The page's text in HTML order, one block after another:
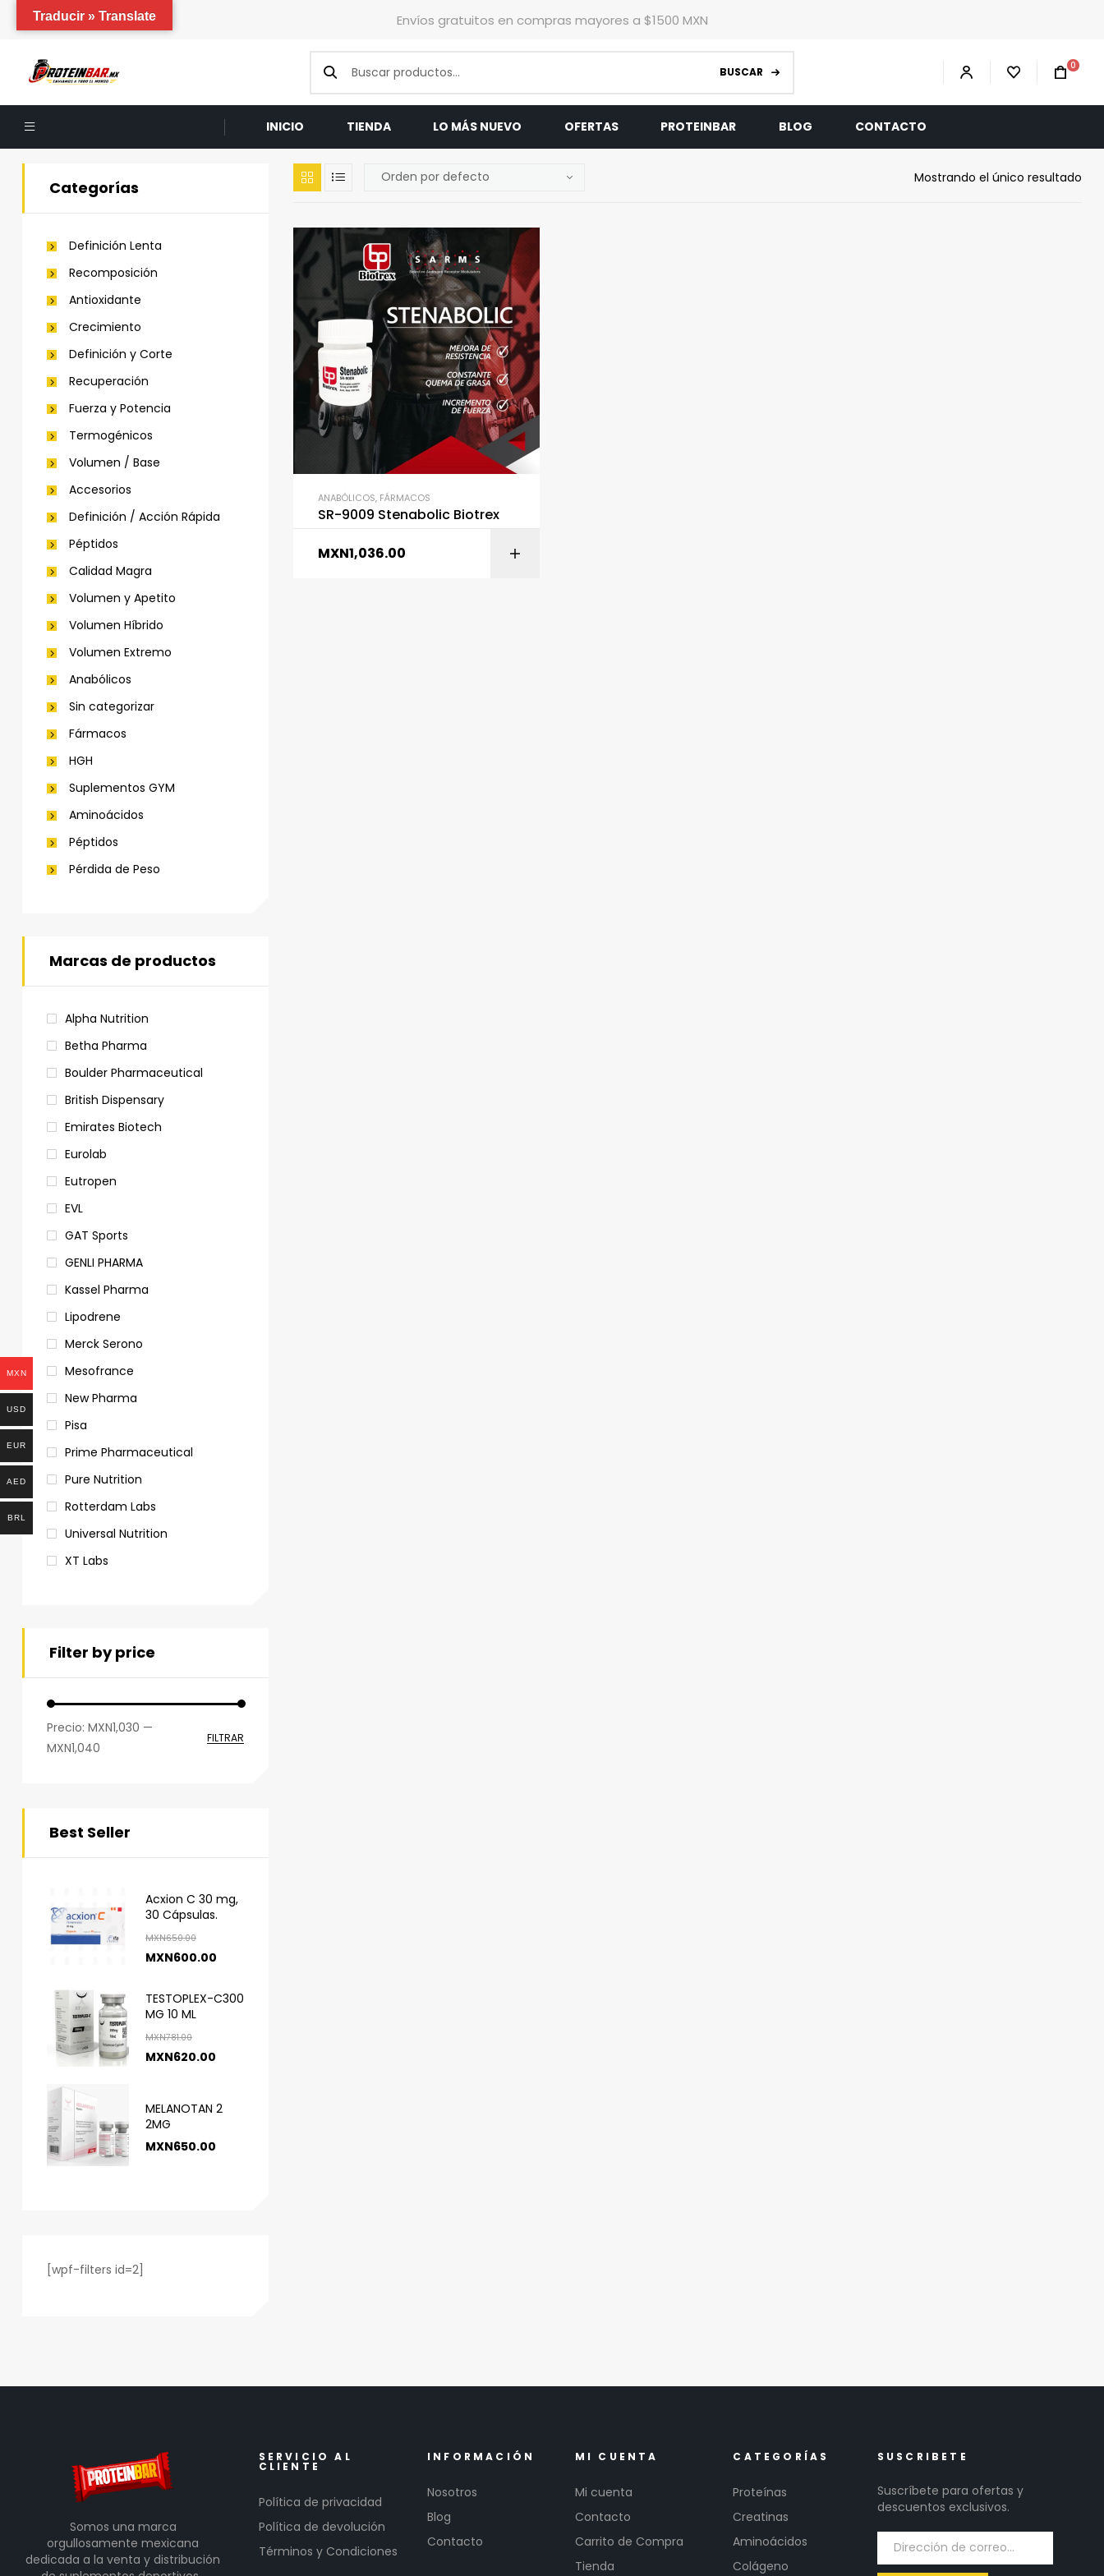
Envíos gratuitos en compras mayores a $1500 MXN
BUSCAR 0
INICIO TIENDA LO MÁS NUEVO OFERTAS PROTEINBAR BLOG CONTACTO
Mostrando el único resultado
ANABÓLICOS, FÁRMACOS
SR-9009 Stenabolic Biotrex
MXN1,036.00
Categorías
Definición Lenta
Recomposición
Antioxidante
Crecimiento
Definición y Corte
Recuperación
Fuerza y Potencia
Termogénicos
Volumen / Base
Accesorios
Definición / Acción Rápida
Péptidos
Calidad Magra
Volumen y Apetito
Volumen Híbrido
Volumen Extremo
Anabólicos
Sin categorizar
Fármacos
HGH
Suplementos GYM
Aminoácidos
Péptidos
Pérdida de Peso
Marcas de productos
Alpha Nutrition
Betha Pharma
Boulder Pharmaceutical
British Dispensary
Emirates Biotech
Eurolab
Eutropen
EVL
GAT Sports
GENLI PHARMA
Kassel Pharma
Lipodrene
Merck Serono
Mesofrance
New Pharma
Pisa
Prime Pharmaceutical
Pure Nutrition
Rotterdam Labs
Universal Nutrition
XT Labs
Filter by price
FILTRAR
Precio: MXN1,030 —
MXN1,040
Best Seller
Acxion C 30 mg,
30 Cápsulas.
MXN650.00
MXN600.00
TESTOPLEX-C300
MG 10 ML
MXN781.00
MXN620.00
MELANOTAN 2
2MG
MXN650.00
[wpf-filters id=2]
Somos una marca
orgullosamente mexicana
dedicada a la venta y distribución
SERVICIO AL
CLIENTE
Política de privacidad
Política de devolución
Términos y Condiciones
INFORMACIÓN
Nosotros
Blog
Contacto
MI CUENTA
Mi cuenta
Contacto
Carrito de Compra
Tienda
CATEGORÍAS
Proteínas
Creatinas
Aminoácidos
Colágeno
SUSCRIBETE
Suscríbete para ofertas y
descuentos exclusivos.
Traducir » Translate
MXN
USD
EUR
AED
BRL